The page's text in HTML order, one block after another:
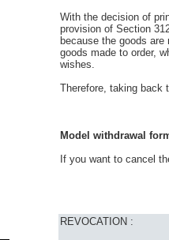
With the decision of
provision of Section
because the goods
goods made to order,
wishes.
Therefore, taking back
Model withdrawal
If you want to cancel
REVOCATION :